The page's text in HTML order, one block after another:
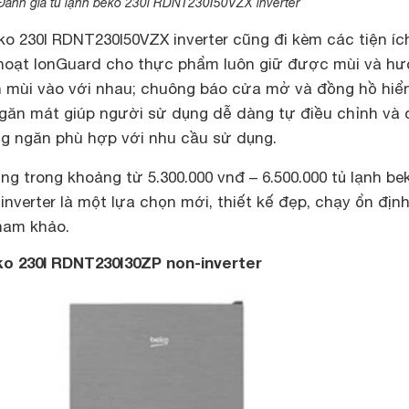
230l RDNT230I50VZX inverter cũng đi kèm các tiện
IonGuard cho thực phẩm luôn giữ được mùi và
mùi vào với nhau; chuông báo cửa mở và đồng hồ
mát giúp người sử dụng dễ dàng tự điều chỉnh và
ngăn phù hợp với nhu cầu sử dụng.
trong khoảng từ 5.300.000 vnđ – 6.500.000 tủ lạnh
inverter là một lựa chọn mới, thiết kế đẹp, chạy ổn
khảo.
230l RDNT230I30ZP non-inverter